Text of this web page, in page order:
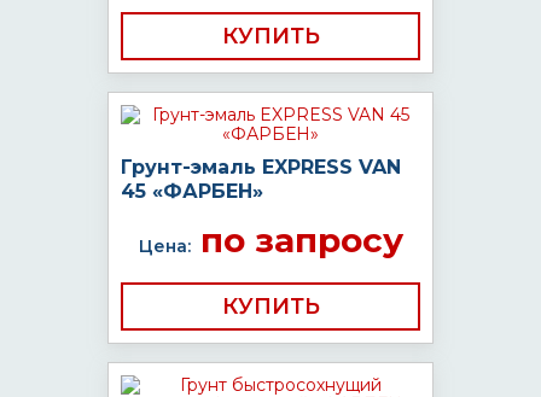
КУПИТЬ
Грунт-эмаль EXPRESS VAN
45 «ФАРБЕН»
Цена:по запросу
КУПИТЬ